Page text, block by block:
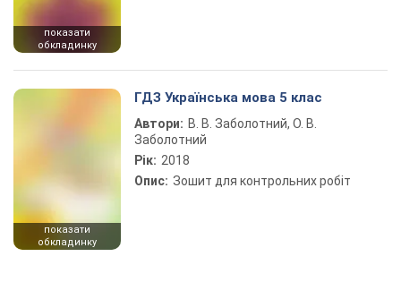
показати
обкладинку
показати
обкладинку
ГДЗ Українська мова 5 клас
Автори: В. В. Заболотний, О. В.
Заболотний
Рік: 2018
Опис: Зошит для контрольних робіт